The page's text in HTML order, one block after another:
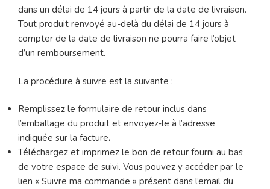
dans un délai de 14 jours à partir de la date de livraison.
Tout produit renvoyé au-delà du délai de 14 jours à
compter de la date de livraison ne pourra faire l’objet
d’un remboursement.
La procédure à suivre est la suivante :
Remplissez le formulaire de retour inclus dans
l’emballage du produit et envoyez-le à l’adresse
indiquée sur la facture.
Téléchargez et imprimez le bon de retour fourni au bas
de votre espace de suivi. Vous pouvez y accéder par le
lien « Suivre ma commande » présent dans l’email du